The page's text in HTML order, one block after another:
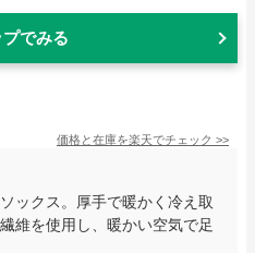
でみる
価格と在庫を楽天でチェック >>
ックス。厚手で暖かく冷え取
維を使用し、暖かい空気で足